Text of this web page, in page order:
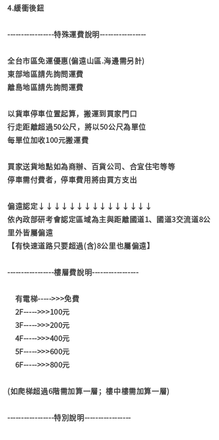
4.緩衝後鈕
-----------------特殊運費說明-----------------
全台市區免運優惠(偏遠山區.海邊需另計)
東部地區請先詢問運費
離島地區請先詢問運費
以貨車停車位置起算，搬運到買家門口
行走距離超過50公尺，將以50公尺為單位
每單位加收100元搬運費
買家送貨地點如為商辦、百貨公司、合宜住宅等等
停車需付費者，停車費用將由買方支出
偏遠認定↓↓↓↓↓↓↓↓↓↓↓↓↓↓↓
依內政部研考會認定區域為主與距離國道1、國道3交流道8公
里外皆屬偏遠
【有快速道路只要超過(含)8公里也屬偏遠】
-----------------樓層費說明-----------------
有電梯----->>>免費
2F----->>>100元
3F----->>>200元
4F----->>>400元
5F----->>>600元
6F----->>>800元
(如爬梯超過6階需加算一層；樓中樓需加算一層)
-----------------特別說明-----------------